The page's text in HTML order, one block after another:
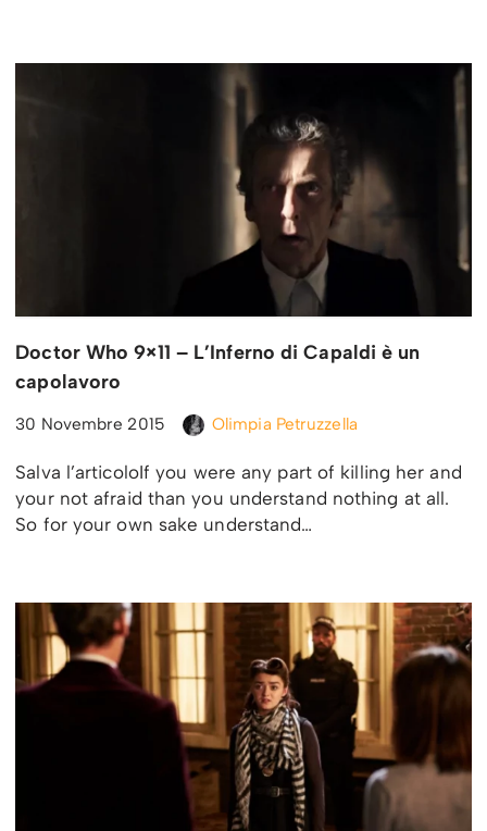
Doctor Who 9×11 – L’Inferno di Capaldi è un
capolavoro
30 Novembre 2015 Olimpia Petruzzella
Salva l’articoloIf you were any part of killing her and
your not afraid than you understand nothing at all.
So for your own sake understand…